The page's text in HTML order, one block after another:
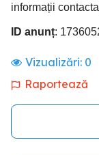
informații
ID anunț:
Vizualizări: 0
Raportează